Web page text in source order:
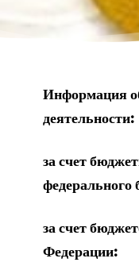
Информация
деятельности:
за счет
федерального
за счет
Федерации: